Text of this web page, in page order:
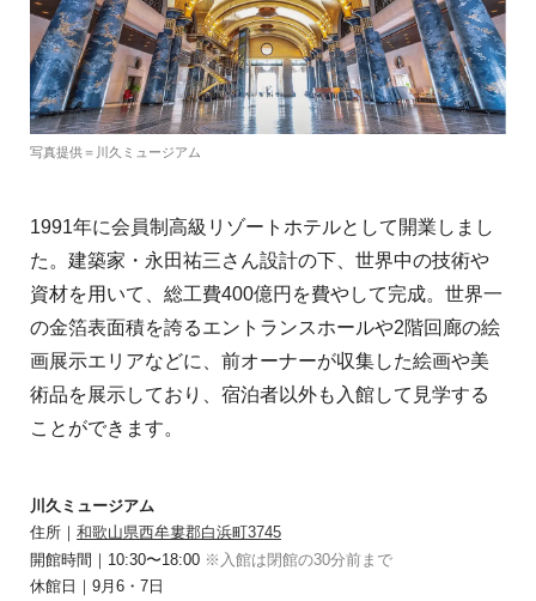
写真提供＝川久ミュージアム
1991年に会員制高級リゾートホテルとして開業しまし
た。建築家・永田祐三さん設計の下、世界中の技術や
資材を用いて、総工費400億円を費やして完成。世界一
の金箔表面積を誇るエントランスホールや2階回廊の絵
画展示エリアなどに、前オーナーが収集した絵画や美
術品を展示しており、宿泊者以外も入館して見学する
ことができます。
川久ミュージアム
住所｜ 和歌山県西牟婁郡白浜町3745
開館時間｜10:30〜18:00 ※入館は閉館の30分前まで
休館日｜9月6・7日